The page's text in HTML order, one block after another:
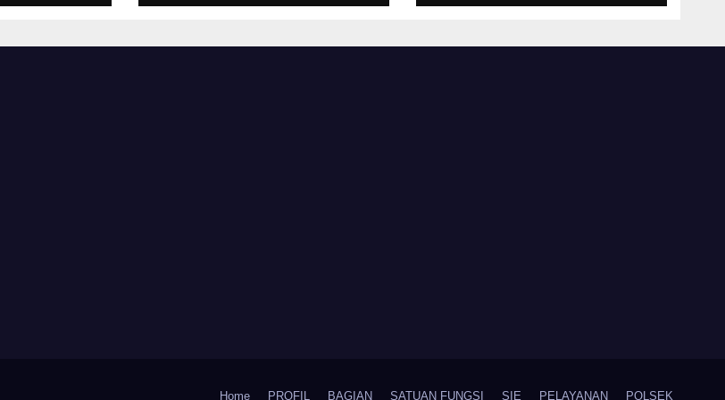
Desa Timpik Hadiri
Pabelan
Home PROFIL BAGIAN SATUAN FUNGSI SIE PELAYANAN POLSEK